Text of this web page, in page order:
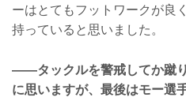
ーはとてもフットワークが良
持っていると思いました。
――タックルを警戒してか蹴
に思いますが、最後はモー選